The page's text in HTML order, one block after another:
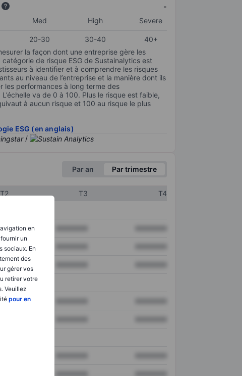
en
un
sociaux. En
des
gérer vos
retirer votre
Veuillez
pour en
-
Med High Severe
20-30 30-40
40+
la façon dont une entreprise gère les
catégorie de risque ESG de Sustainalytics est
à identifier et à comprendre les risques
au niveau de l’entreprise et la manière dont ils
les performances à long terme des
va de 0 à 100. Plus le risque est faible,
à aucun risque et 100 au risque le plus
ESG (en anglais)
/
Par an Par trimestre
T2 T3
T4